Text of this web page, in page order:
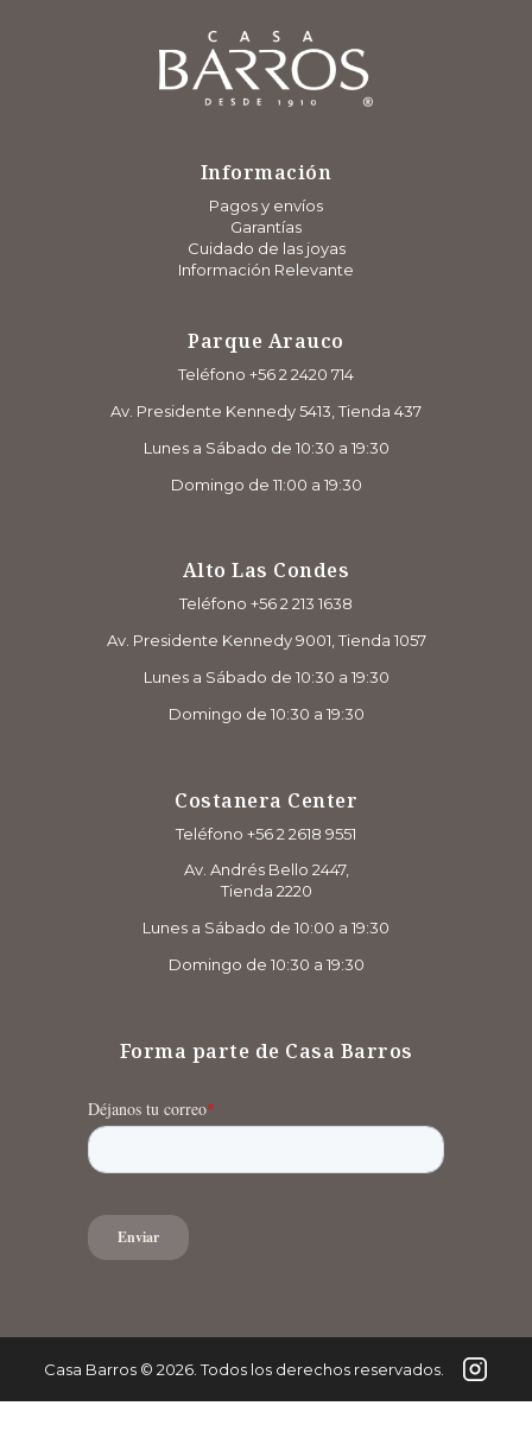
Información
Pagos y envíos
Garantías
Cuidado de las joyas
Información Relevante
Parque Arauco
Teléfono +56 2 2420 714
Av. Presidente Kennedy 5413, Tienda 437
Lunes a Sábado de 10:30 a 19:30
Domingo de 11:00 a 19:30
Alto Las Condes
Teléfono +56 2 213 1638
Av. Presidente Kennedy 9001, Tienda 1057
Lunes a Sábado de 10:30 a 19:30
Domingo de 10:30 a 19:30
Costanera Center
Teléfono +56 2 2618 9551
Av. Andrés Bello 2447,
Tienda 2220
Lunes a Sábado de 10:00 a 19:30
Domingo de 10:30 a 19:30
Forma parte de Casa Barros
Casa Barros© 2026. Todos los derechos reservados.